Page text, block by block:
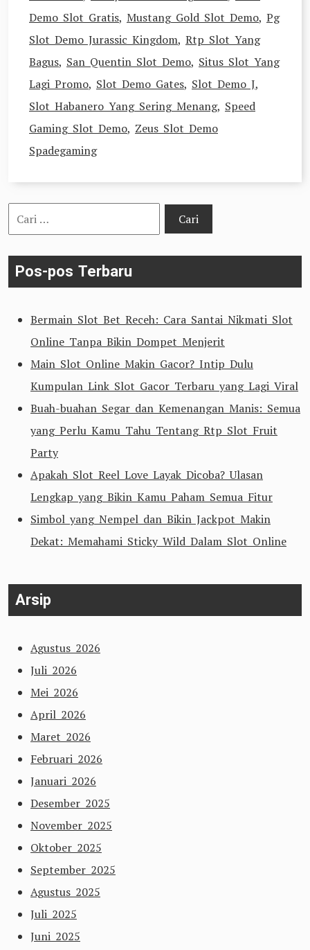
Demo Slot Gratis, Mustang Gold Slot Demo, Pg
Slot Demo Jurassic Kingdom, Rtp Slot Yang
Bagus, San Quentin Slot Demo, Situs Slot Yang
Lagi Promo, Slot Demo Gates, Slot Demo J,
Slot Habanero Yang Sering Menang, Speed
Gaming Slot Demo, Zeus Slot Demo
Spadegaming
Cari
untuk:
Pos-pos Terbaru
Bermain Slot Bet Receh: Cara Santai Nikmati Slot
Online Tanpa Bikin Dompet Menjerit
Main Slot Online Makin Gacor? Intip Dulu
Kumpulan Link Slot Gacor Terbaru yang Lagi Viral
Buah-buahan Segar dan Kemenangan Manis: Semua
yang Perlu Kamu Tahu Tentang Rtp Slot Fruit
Party
Apakah Slot Reel Love Layak Dicoba? Ulasan
Lengkap yang Bikin Kamu Paham Semua Fitur
Simbol yang Nempel dan Bikin Jackpot Makin
Dekat: Memahami Sticky Wild Dalam Slot Online
Arsip
Agustus 2026
Juli 2026
Mei 2026
April 2026
Maret 2026
Februari 2026
Januari 2026
Desember 2025
November 2025
Oktober 2025
September 2025
Agustus 2025
Juli 2025
Juni 2025